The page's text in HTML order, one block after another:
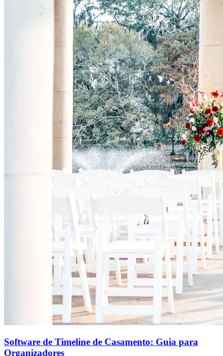
Software de Timeline de Casamento: Guia para
Organizadores